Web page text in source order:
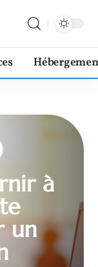
à
un